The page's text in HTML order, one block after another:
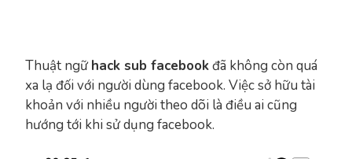
Thuật ngữhack sub facebookđã không còn quá
xa lạ đối với người dùng facebook. Việc sở hữu tài
khoản với nhiều người theo dõi là điều ai cũng
hướng tới khi sử dụng facebook.